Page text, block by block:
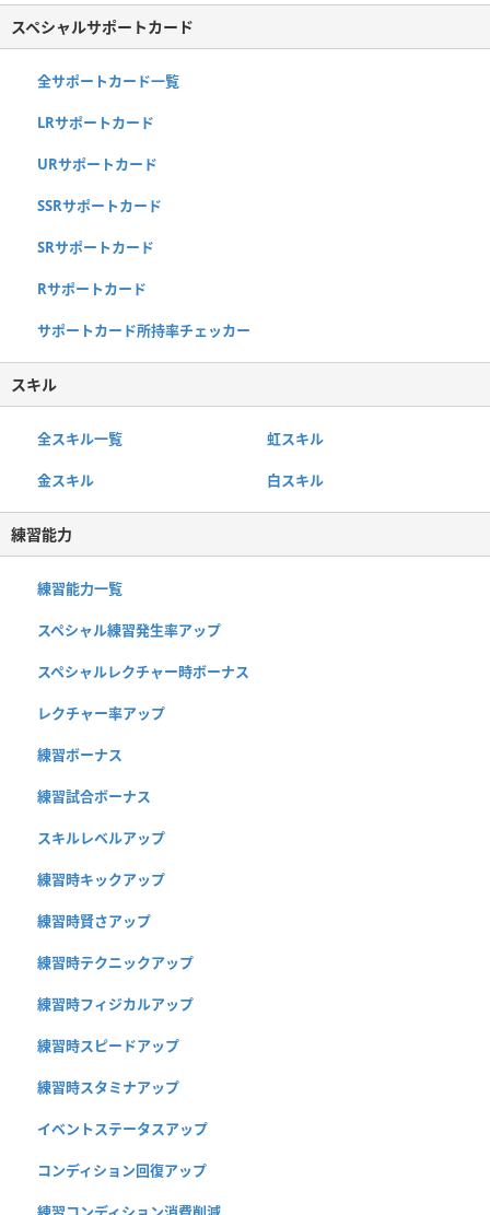
スペシャルサポートカード
全サポートカード一覧
LRサポートカード
URサポートカード
SSRサポートカード
SRサポートカード
Rサポートカード
サポートカード所持率チェッカー
スキル
全スキル一覧 虹スキル
金スキル 白スキル
練習能力
練習能力一覧
スペシャル練習発生率アップ
スペシャルレクチャー時ボーナス
レクチャー率アップ
練習ボーナス
練習試合ボーナス
スキルレベルアップ
練習時キックアップ
練習時賢さアップ
練習時テクニックアップ
練習時フィジカルアップ
練習時スピードアップ
練習時スタミナアップ
イベントステータスアップ
コンディション回復アップ